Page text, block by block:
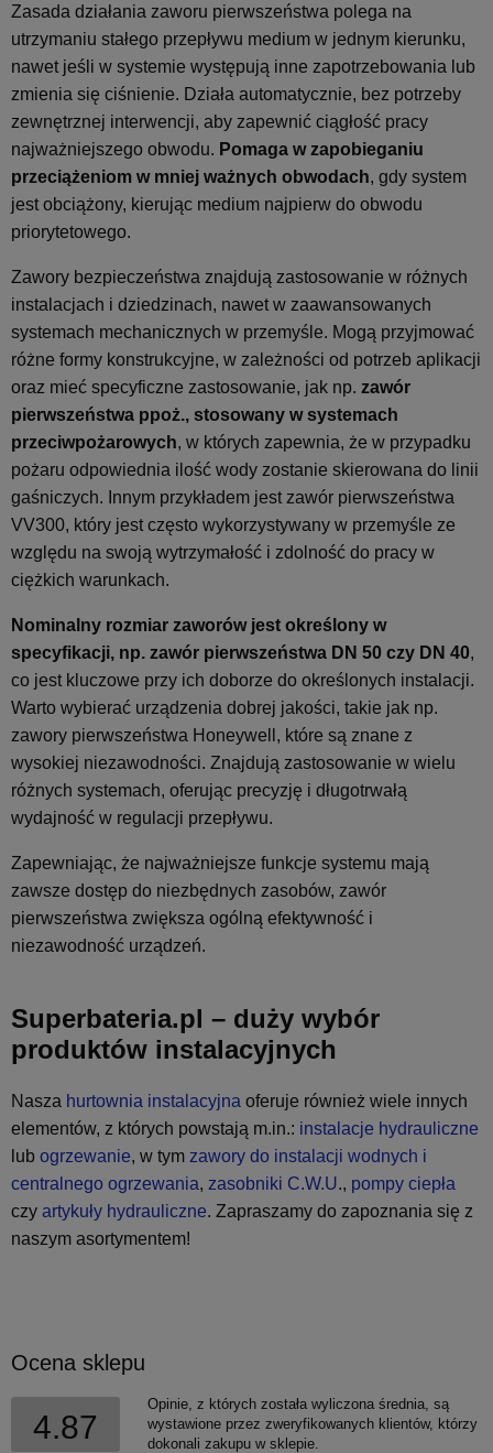
Zasada działania zaworu pierwszeństwa polega na
utrzymaniu stałego przepływu medium w jednym kierunku,
nawet jeśli w systemie występują inne zapotrzebowania lub
zmienia się ciśnienie. Działa automatycznie, bez potrzeby
zewnętrznej interwencji, aby zapewnić ciągłość pracy
najważniejszego obwodu. Pomaga w zapobieganiu
przeciążeniom w mniej ważnych obwodach, gdy system
jest obciążony, kierując medium najpierw do obwodu
priorytetowego.
Zawory bezpieczeństwa znajdują zastosowanie w różnych
instalacjach i dziedzinach, nawet w zaawansowanych
systemach mechanicznych w przemyśle. Mogą przyjmować
różne formy konstrukcyjne, w zależności od potrzeb aplikacji
oraz mieć specyficzne zastosowanie, jak np. zawór
pierwszeństwa ppoż., stosowany w systemach
przeciwpożarowych, w których zapewnia, że w przypadku
pożaru odpowiednia ilość wody zostanie skierowana do linii
gaśniczych. Innym przykładem jest zawór pierwszeństwa
VV300, który jest często wykorzystywany w przemyśle ze
względu na swoją wytrzymałość i zdolność do pracy w
ciężkich warunkach.
Nominalny rozmiar zaworów jest określony w
specyfikacji, np. zawór pierwszeństwa DN 50 czy DN 40,
co jest kluczowe przy ich doborze do określonych instalacji.
Warto wybierać urządzenia dobrej jakości, takie jak np.
zawory pierwszeństwa Honeywell, które są znane z
wysokiej niezawodności. Znajdują zastosowanie w wielu
różnych systemach, oferując precyzję i długotrwałą
wydajność w regulacji przepływu.
Zapewniając, że najważniejsze funkcje systemu mają
zawsze dostęp do niezbędnych zasobów, zawór
pierwszeństwa zwiększa ogólną efektywność i
niezawodność urządzeń.
Superbateria.pl – duży wybór
produktów instalacyjnych
Nasza hurtownia instalacyjna oferuje również wiele innych
elementów, z których powstają m.in.: instalacje hydrauliczne
lub ogrzewanie, w tym zawory do instalacji wodnych i
centralnego ogrzewania, zasobniki C.W.U., pompy ciepła
czy artykuły hydrauliczne. Zapraszamy do zapoznania się z
naszym asortymentem!
Ocena sklepu
4.87
Opinie, z których została wyliczona średnia, są
wystawione przez zweryfikowanych klientów, którzy
dokonali zakupu w sklepie.